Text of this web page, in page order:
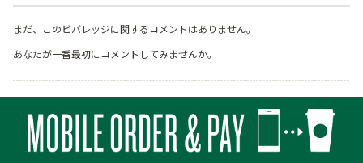
まだ、このビバレッジに関するコメントはありません。
あなたが一番最初にコメントしてみませんか。